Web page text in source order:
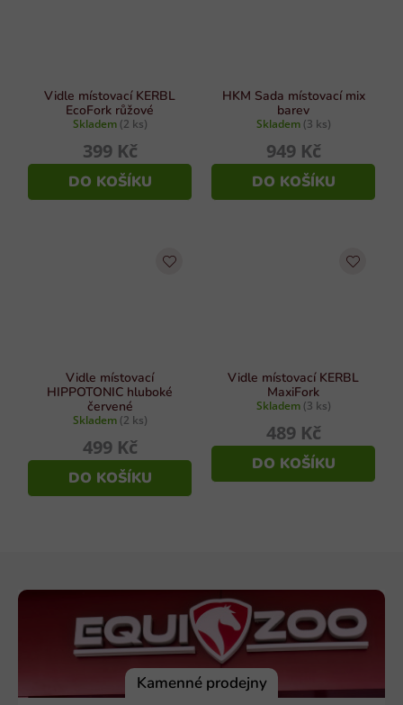
Vidle místovací KERBL
EcoFork růžové
Skladem (2 ks)
399 Kč
DO KOŠÍKU
HKM Sada místovací mix
barev
Skladem (3 ks)
949 Kč
DO KOŠÍKU
Vidle místovací
HIPPOTONIC hluboké
červené
Skladem (2 ks)
499 Kč
DO KOŠÍKU
Vidle místovací KERBL
MaxiFork
Skladem (3 ks)
489 Kč
DO KOŠÍKU
Kamenné prodejny